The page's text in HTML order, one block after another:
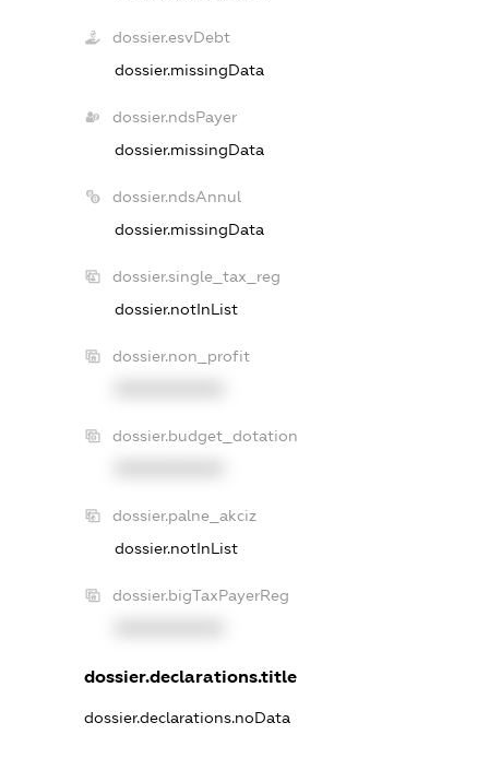
dossier.esvDebt
dossier.missingData
dossier.ndsPayer
dossier.missingData
dossier.ndsAnnul
dossier.missingData
dossier.single_tax_reg
dossier.notInList
dossier.non_profit
dossier.budget_dotation
dossier.palne_akciz
dossier.notInList
dossier.bigTaxPayerReg
dossier.declarations.title
dossier.declarations.noData